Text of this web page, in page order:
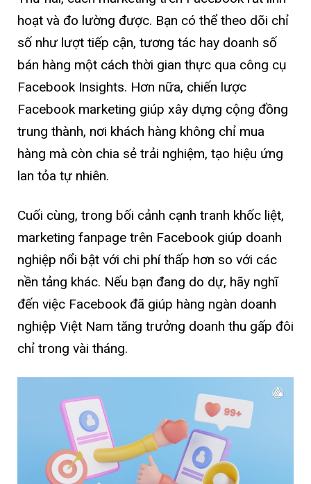
hoạt và đo lường được. Bạn có thể theo dõi chỉ
số như lượt tiếp cận, tương tác hay doanh số
bán hàng một cách thời gian thực qua công cụ
Facebook Insights. Hơn nữa, chiến lược
Facebook marketing giúp xây dựng cộng đồng
trung thành, nơi khách hàng không chỉ mua
hàng mà còn chia sẻ trải nghiệm, tạo hiệu ứng
lan tỏa tự nhiên.
Cuối cùng, trong bối cảnh cạnh tranh khốc liệt,
marketing fanpage trên Facebook giúp doanh
nghiệp nổi bật với chi phí thấp hơn so với các
nền tảng khác. Nếu bạn đang do dự, hãy nghĩ
đến việc Facebook đã giúp hàng ngàn doanh
nghiệp Việt Nam tăng trưởng doanh thu gấp đôi
chỉ trong vài tháng.